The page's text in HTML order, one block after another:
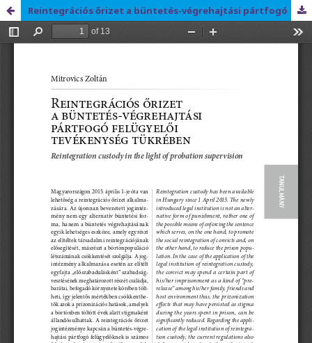
Reintegrációs őrizet a büntetés-végrehajtási pártfogó felügyelői tevékenység tükrében